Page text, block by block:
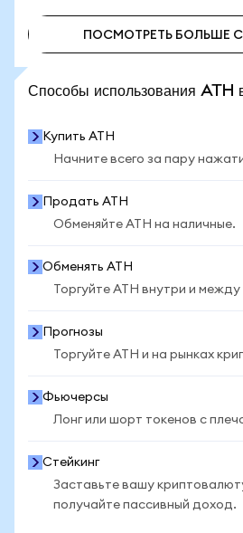
ПОСМОТРЕТЬ БОЛЬШЕ
Способы использования
Купить ATH
Начните всего за пару
Продать ATH
Обменяйте ATH на наличные.
Обменять ATH
Торгуйте ATH внутри и
Прогнозы
Торгуйте ATH и на рынках
Фьючерсы
Лонг или шорт токенов с
Стейкинг
Заставьте вашу
получайте пассивный доход.